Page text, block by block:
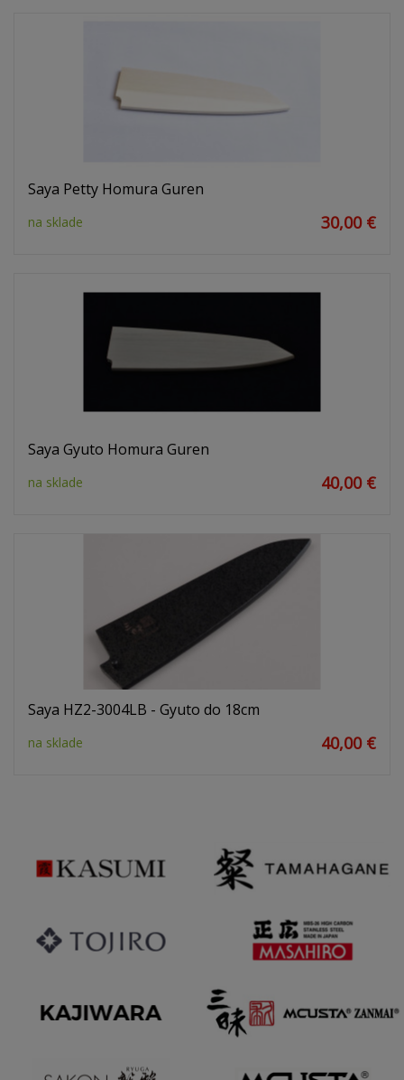
Saya Petty Homura Guren
na sklade 30,00 €
Saya Gyuto Homura Guren
na sklade 40,00 €
Saya HZ2-3004LB - Gyuto do 18cm
na sklade 40,00 €